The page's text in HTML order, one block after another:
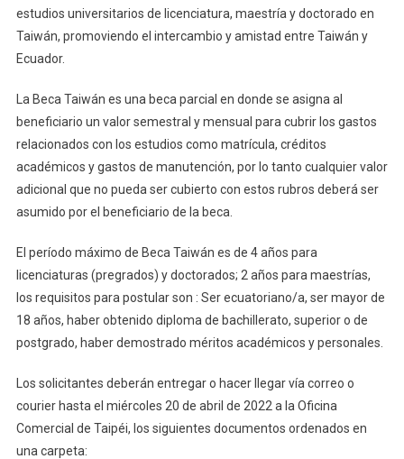
estudios universitarios de licenciatura, maestría y doctorado en
Taiwán, promoviendo el intercambio y amistad entre Taiwán y
Ecuador.
La Beca Taiwán es una beca parcial en donde se asigna al
beneficiario un valor semestral y mensual para cubrir los gastos
relacionados con los estudios como matrícula, créditos
académicos y gastos de manutención, por lo tanto cualquier valor
adicional que no pueda ser cubierto con estos rubros deberá ser
asumido por el beneficiario de la beca.
El período máximo de Beca Taiwán es de 4 años para
licenciaturas (pregrados) y doctorados; 2 años para maestrías,
los requisitos para postular son : Ser ecuatoriano/a, ser mayor de
18 años, haber obtenido diploma de bachillerato, superior o de
postgrado, haber demostrado méritos académicos y personales.
Los solicitantes deberán entregar o hacer llegar vía correo o
courier hasta el miércoles 20 de abril de 2022 a la Oficina
Comercial de Taipéi, los siguientes documentos ordenados en
una carpeta: